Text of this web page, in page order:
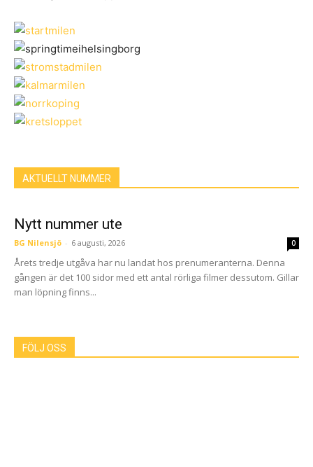
AKTUELLT NUMMER
Nytt nummer ute
BG Nilensjö - 6 augusti, 2026 0
Årets tredje utgåva har nu landat hos prenumeranterna. Denna
gången är det 100 sidor med ett antal rörliga filmer dessutom. Gillar
man löpning finns...
FÖLJ OSS